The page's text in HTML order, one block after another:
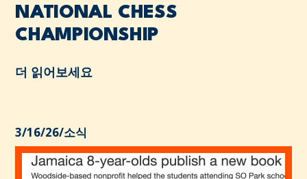
NATIONAL CHESS
CHAMPIONSHIP
더 읽어보세요
3/16/26/소식